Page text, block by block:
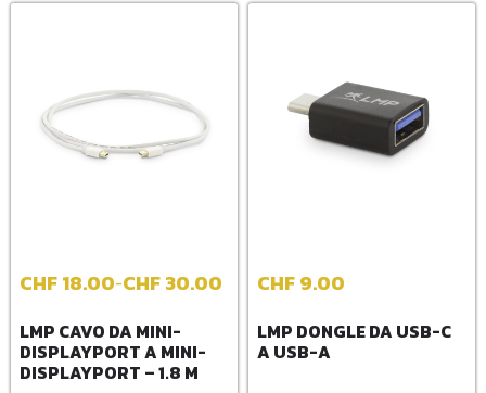
LMP CAVO DA MINI-
DISPLAYPORT A MINI-
DISPLAYPORT – 1.8 M
CHF18.00-CHF30.00
LMP DONGLE DA USB-C
A USB-A
CHF9.00